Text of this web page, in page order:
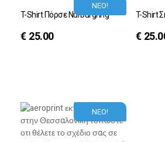
ΝΕΟ!
T-Shirt Πόρσε Nurburgring
€ 25.00
T-Shirt
€
ΝΕΟ!